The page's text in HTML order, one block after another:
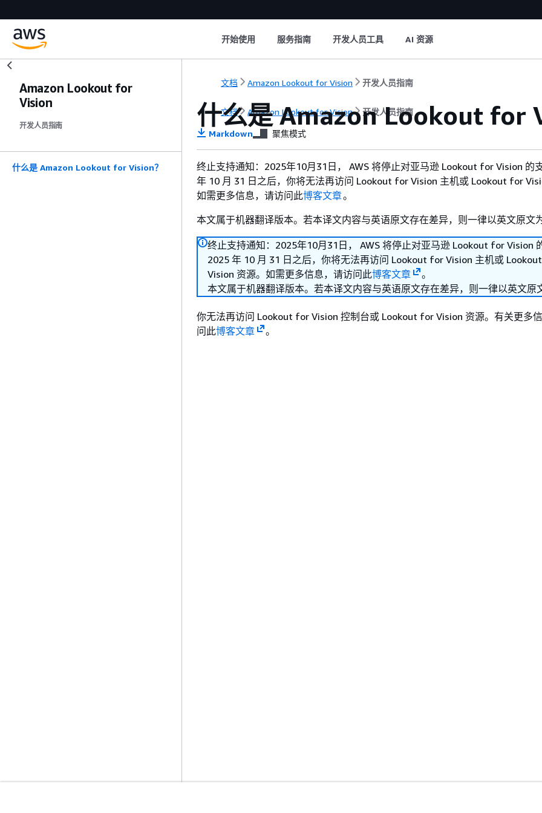
开始使用 服务指南 开发人员工具 AI 资源
Amazon Lookout for
Vision
开发人员指南
什么是 Amazon Lookout for Vision？
文档 Amazon Lookout for Vision 开发人员指南
文档 Amazon Lookout for Vision 开发人员指南
什么是 Amazon Lookout for
Markdown 聚焦模式
终止支持通知：2025年10月31日， AWS 将停止对亚马逊 Lookout for Vision 的
年 10 月 31 日之后，你将无法再访问 Lookout for Vision 主机或 Lookout for
如需更多信息，请访问此博客文章。
本文属于机器翻译版本。若本译文内容与英语原文存在差异，则一律以英文原文为
终止支持通知：2025年10月31日， AWS 将停止对亚马逊 Lookout for Vision
2025 年 10 月 31 日之后，你将无法再访问 Lookout for Vision 主机或
Vision 资源。如需更多信息，请访问此博客文章
。
本文属于机器翻译版本。若本译文内容与英语原文存在差异，则一律以英文原
你无法再访问 Lookout for Vision 控制台或 Lookout for Vision 资源。有关更多
问此博客文章 。